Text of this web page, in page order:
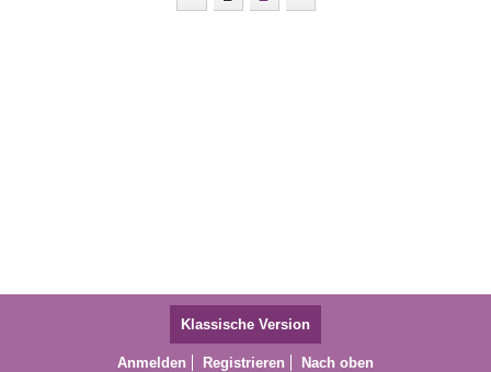
Klassische Version
Anmelden Registrieren Nach oben